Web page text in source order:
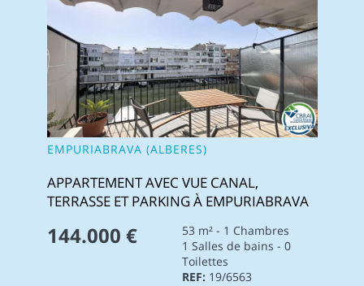
EMPURIABRAVA (ALBERES)
APPARTEMENT AVEC VUE CANAL,
TERRASSE ET PARKING À EMPURIABRAVA
144.000 €
53 m² - 1 Chambres
1 Salles de bains - 0
Toilettes
REF: 19/6563